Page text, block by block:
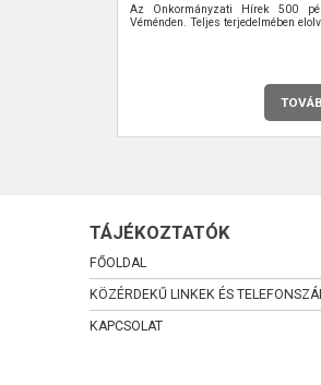
Az Önkormányzati Hírek 500
Véménden. Teljes terjedelmében
TÁJÉKOZTATÓK
FŐOLDAL
KÖZÉRDEKŰ LINKEK ÉS
KAPCSOLAT